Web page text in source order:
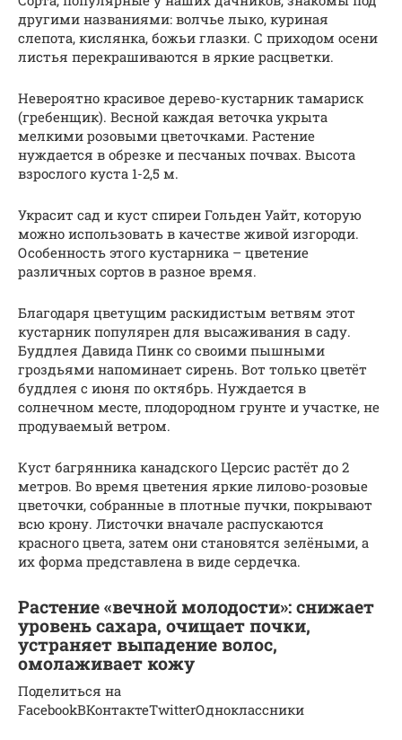
другими названиями: волчье лыко, куриная
слепота, кислянка, божьи глазки. С приходом осени
листья перекрашиваются в яркие расцветки.
Невероятно красивое дерево-кустарник тамариск
(гребенщик). Весной каждая веточка укрыта
мелкими розовыми цветочками. Растение
нуждается в обрезке и песчаных почвах. Высота
взрослого куста 1-2,5 м.
Украсит сад и куст спиреи Гольден Уайт, которую
можно использовать в качестве живой изгороди.
Особенность этого кустарника – цветение
различных сортов в разное время.
Благодаря цветущим раскидистым ветвям этот
кустарник популярен для высаживания в саду.
Буддлея Давида Пинк со своими пышными
гроздьями напоминает сирень. Вот только цветёт
буддлея с июня по октябрь. Нуждается в
солнечном месте, плодородном грунте и участке, не
продуваемый ветром.
Куст багрянника канадского Церсис растёт до 2
метров. Во время цветения яркие лилово-розовые
цветочки, собранные в плотные пучки, покрывают
всю крону. Листочки вначале распускаются
красного цвета, затем они становятся зелёными, а
их форма представлена в виде сердечка.
Растение «вечной молодости»: снижает
уровень сахара, очищает почки,
устраняет выпадение волос,
омолаживает кожу
Поделиться на
FacebookВКонтактеTwitterОдноклассники